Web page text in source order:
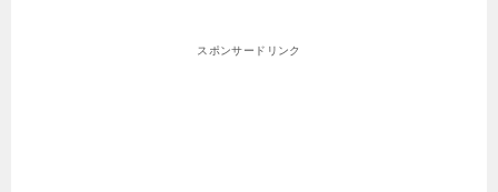
スポンサードリンク